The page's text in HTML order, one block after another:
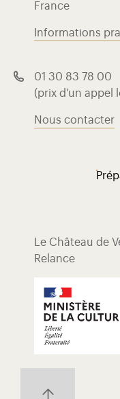
France
Informations
01 30 83 78 00
(prix d'un appel
Nous contacter
Le Château de
Relance